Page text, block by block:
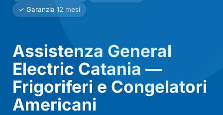
✓ Garanzia 12 mesi
Assistenza General
Electric Catania —
Frigoriferi e Congelatori
Americani